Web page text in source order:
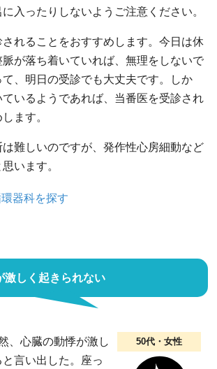
入ったりしないようご注意ください。
れることをおすすめします。今日は休
脈が落ち着いていれば、無理をしないで
、明日の受診でも大丈夫です。しか
ているようであれば、当番医を受診され
ます。
難しいのですが、発作性心房細動など
います。
器科を探す
激しく起きられない
50代・女性
、心臓の動悸が激し
言い出した。座っ